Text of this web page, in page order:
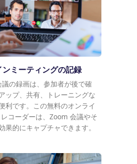
ンミーティングの記録
の録画は、参加者が後で確
ップ、共有、トレーニングな
利です。この無料のオンライ
コーダーは、Zoom 会議やそ
果的にキャプチャできます。